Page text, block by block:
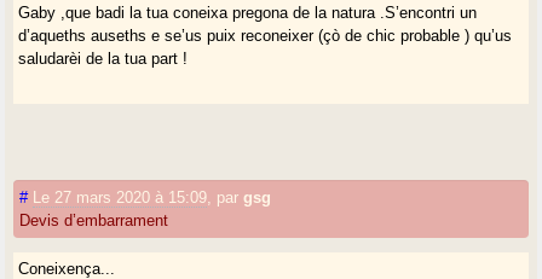
Gaby ,que badi la tua coneixa pregona de la natura .S’encontri un
d’aqueths auseths e se’us puix reconeixer (çò de chic probable ) qu’us
saludarèi de la tua part !
# Le 27 mars 2020 à 15:09 pargsg
Devis d’embarrament
Coneixença...